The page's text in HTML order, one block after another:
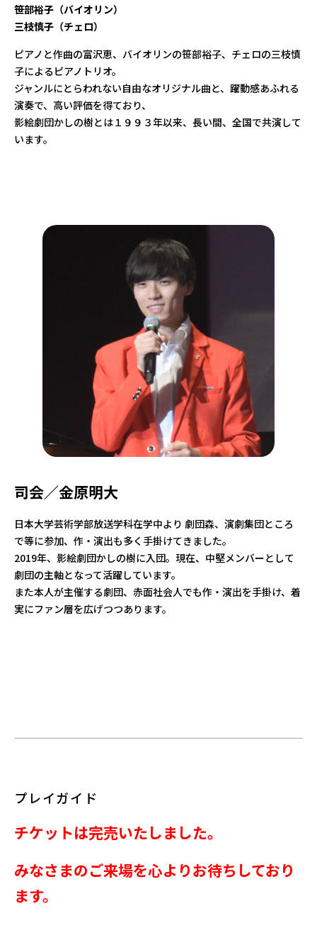
笹部裕子（バイオリン）
三枝慎子（チェロ）
ピアノと作曲の富沢恵、バイオリンの笹部裕子、チェロの三枝慎
子によるピアノトリオ。
ジャンルにとらわれない自由なオリジナル曲と、躍動感あふれる
演奏で、高い評価を得ており、
影絵劇団かしの樹とは１９９３年以来、長い間、全国で共演して
います。
司会／金原明大
日本大学芸術学部放送学科在学中より 劇団森、演劇集団ところ
で等に参加、作・演出も多く手掛けてきました。
2019年、影絵劇団かしの樹に入団。現在、中堅メンバーとして
劇団の主軸となって活躍しています。
また本人が主催する劇団、赤面社会人でも作・演出を手掛け、着
実にファン層を広げつつあります。
プレイガイド
チケットは完売いたしました。
みなさまのご来場を心よりお待ちしており
ます。